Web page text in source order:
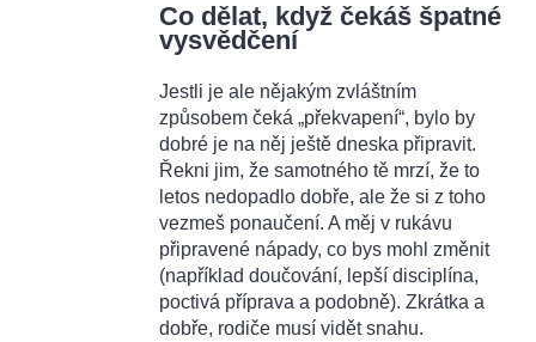
Co dělat, když čekáš špatné
vysvědčení
Jestli je ale nějakým zvláštním
způsobem čeká „překvapení“, bylo by
dobré je na něj ještě dneska připravit.
Řekni jim, že samotného tě mrzí, že to
letos nedopadlo dobře, ale že si z toho
vezmeš ponaučení. A měj v rukávu
připravené nápady, co bys mohl změnit
(například doučování, lepší disciplína,
poctivá příprava a podobně). Zkrátka a
dobře, rodiče musí vidět snahu.